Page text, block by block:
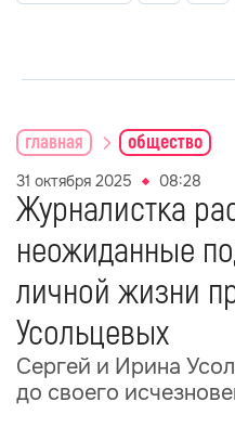
главная общество
31 октября 2025 08:28
Журналистка
неожиданные
личной жизни
Усольцевых
Сергей и Ирина
до своего